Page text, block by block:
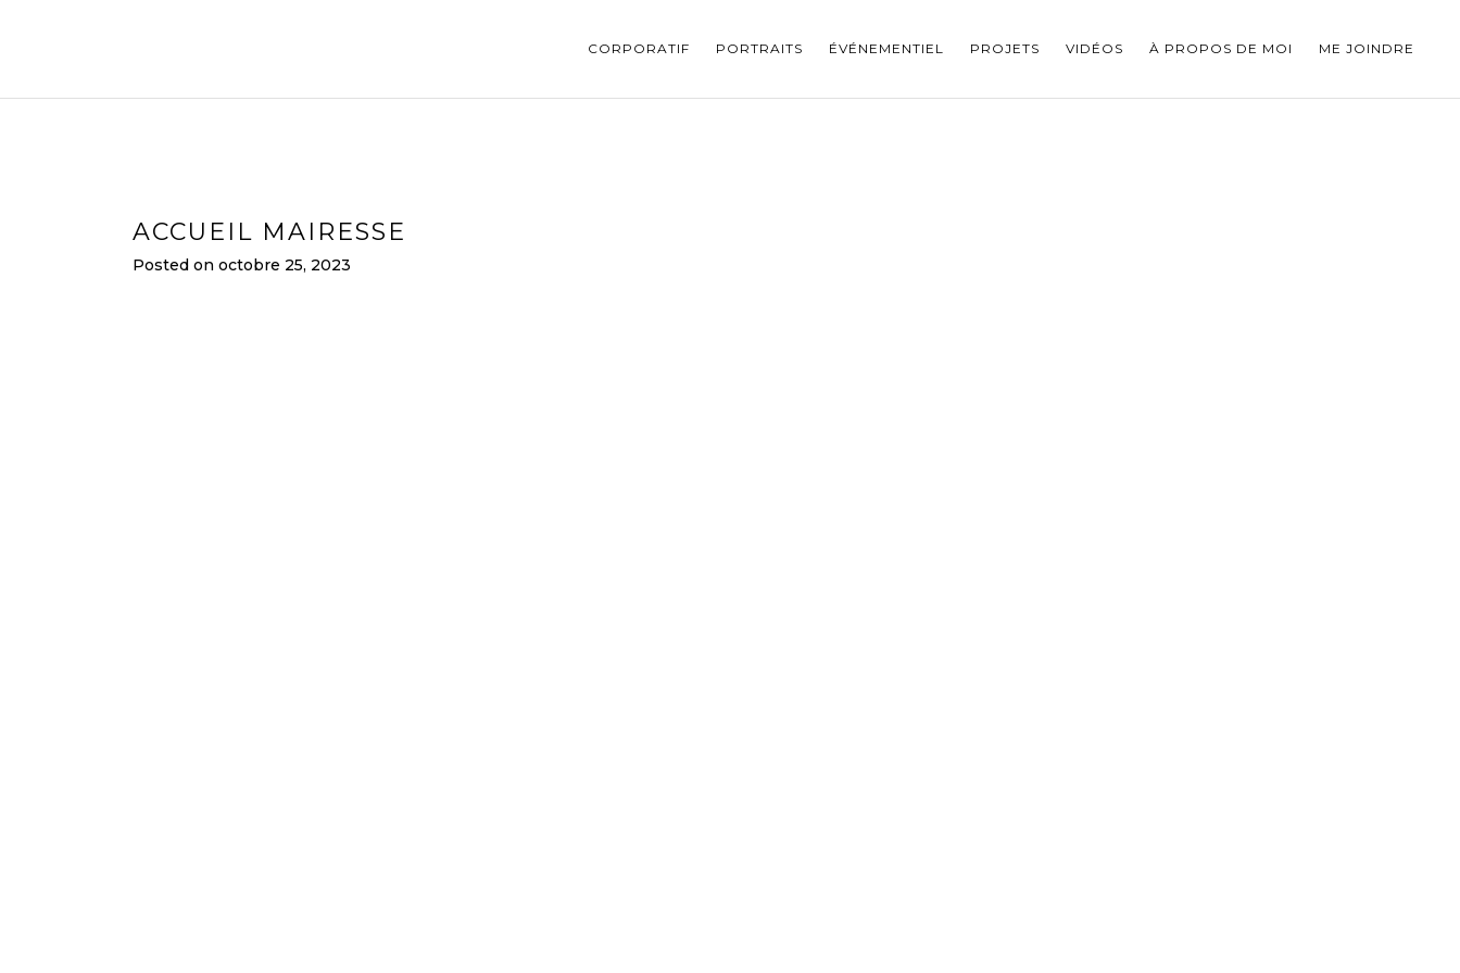
CORPORATIF PORTRAITS ÉVÉNEMENTIEL PROJETS VIDÉOS À PROPOS DE MOI ME JOINDRE
ACCUEIL MAIRESSE
Posted on octobre 25, 2023